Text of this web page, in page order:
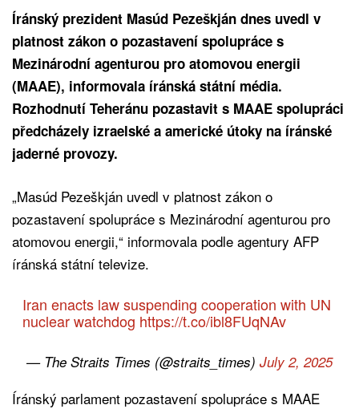
Íránský prezident Masúd Pezeškján dnes uvedl v
platnost zákon o pozastavení spolupráce s
Mezinárodní agenturou pro atomovou energii
(MAAE), informovala íránská státní média.
Rozhodnutí Teheránu pozastavit s MAAE spolupráci
předcházely izraelské a americké útoky na íránské
jaderné provozy.
„Masúd Pezeškján uvedl v platnost zákon o
pozastavení spolupráce s Mezinárodní agenturou pro
atomovou energii,“ informovala podle agentury AFP
íránská státní televize.
Iran enacts law suspending cooperation with UN
nuclear watchdog https://t.co/ibl8FUqNAv
— The Straits Times (@straits_times) July 2, 2025
Íránský parlament pozastavení spolupráce s MAAE